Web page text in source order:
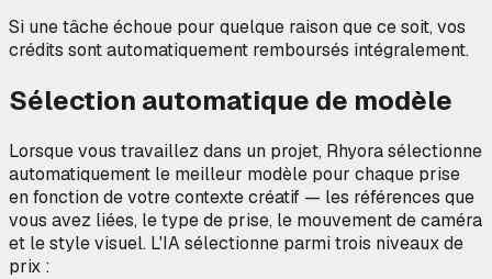
Si une tâche échoue pour quelque raison que ce soit, vos
crédits sont automatiquement remboursés intégralement.
Sélection automatique de modèle
Lorsque vous travaillez dans un projet, Rhyora sélectionne
automatiquement le meilleur modèle pour chaque prise
en fonction de votre contexte créatif — les références que
vous avez liées, le type de prise, le mouvement de caméra
et le style visuel. L'IA sélectionne parmi trois niveaux de
prix :